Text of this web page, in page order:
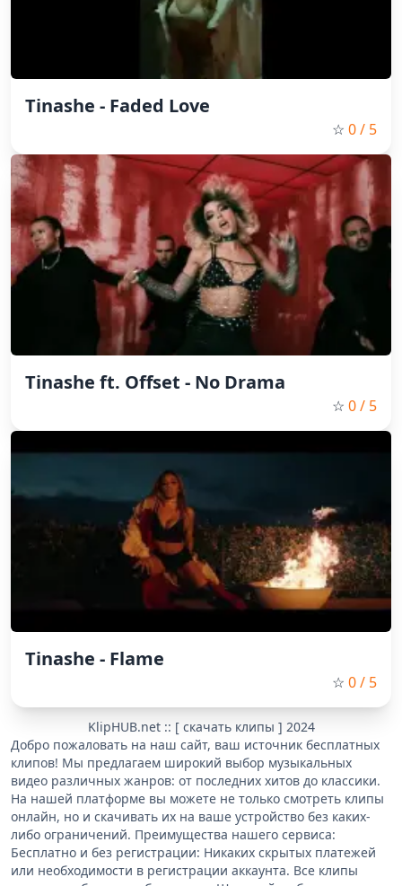
Tinashe - Faded Love
☆ 0/ 5
Tinashe ft. Offset - No Drama
☆ 0/ 5
Tinashe - Flame
☆ 0/ 5
KlipHUB.net :: [ скачать клипы ] 2024
Добро пожаловать на наш сайт, ваш источник бесплатных
клипов! Мы предлагаем широкий выбор музыкальных
видео различных жанров: от последних хитов до классики.
На нашей платформе вы можете не только смотреть клипы
онлайн, но и скачивать их на ваше устройство без каких-
либо ограничений. Преимущества нашего сервиса:
Бесплатно и без регистрации: Никаких скрытых платежей
или необходимости в регистрации аккаунта. Все клипы